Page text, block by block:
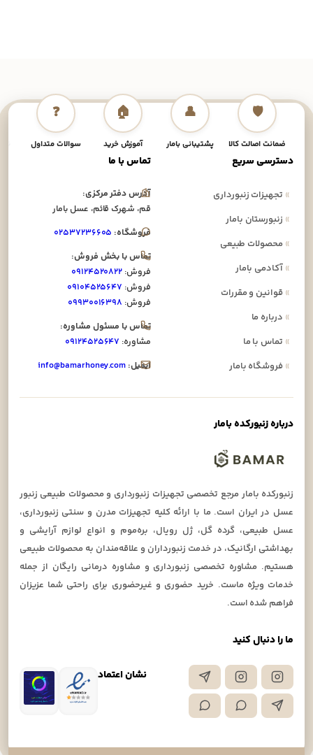
🛡️
ضمانت اصالت کالا
👤
پشتیبانی بامار
🏠
آموزش خرید
❓
سوالات متداول
ما را دنبال کنید
نشان اعتماد
دسترسی سریع
»تجهیزات زنبورداری
»زنبورستان بامار
»محصولات طبیعی
»آکادمی بامار
»قوانین و مقررات
»درباره ما
»تماس با ما
»فروشگاه بامار
تماس با ما
آدرس دفتر مرکزی:
قم، شهرک قائم، عسل بامار
فروشگاه: ۰۲۵۳۷۲۳۶۶۰۵
تماس با بخش فروش:
فروش: ۰۹۱۲۴۵۲۰۸۲۲
فروش: ۰۹۱۰۴۵۲۵۶۴۷
فروش: ۰۹۹۳۰۰۱۶۳۹۸
تماس با مسئول مشاوره:
مشاوره: ۰۹۱۲۴۵۲۵۶۴۷
ایمیل: info@bamarhoney.com
درباره زنبورکده بامار
زنبورکده بامار مرجع تخصصی تجهیزات زنبورداری و محصولات طبیعی زنبور
عسل در ایران است. ما با ارائه کلیه تجهیزات مدرن و سنتی زنبورداری،
عسل طبیعی، گرده گل، ژل رویال، بره‌موم و انواع لوازم آرایشی و
بهداشتی ارگانیک، در خدمت زنبورداران و علاقه‌مندان به محصولات طبیعی
هستیم. مشاوره تخصصی زنبورداری و مشاوره درمانی رایگان از جمله
خدمات ویژه ماست. خرید حضوری و غیرحضوری برای راحتی شما عزیزان
فراهم شده است.